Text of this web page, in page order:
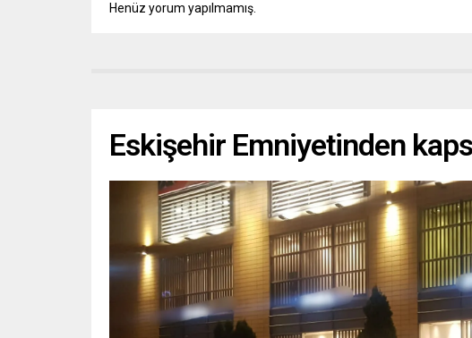
Henüz yorum yapılmamış.
Eskişehir Emniyetinden